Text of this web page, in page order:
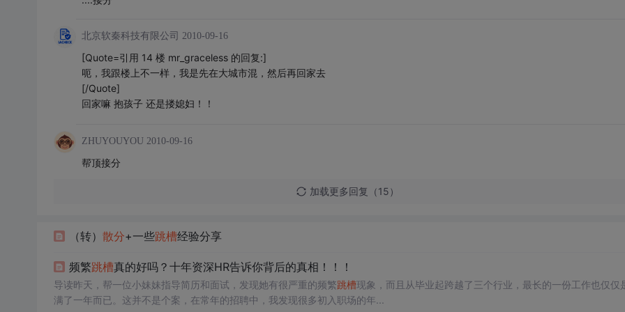
北京软秦科技有限公司 2010-09-16
[Quote=引用 14 楼 mr_graceless 的回复:]
呃，我跟楼上不一样，我是先在大城市混，然后再回家去
[/Quote]
回家嘛 抱孩子 还是搂媳妇！！
ZHUYOUYOU 2010-09-16
帮顶接分
加载更多回复（15）
（转） 散分+一些跳槽经验分享
频繁跳槽真的好吗？十年资深HR告诉你背后的真相！！！
导读昨天，帮一位小妹妹指导简历和面试，发现她有很严重的频繁跳槽现象，而且从毕业起跨越了三个行业，最长的一份工作也仅仅
满了一年而已。这并不是个案，在常年的招聘中，我发现很多初入职场的年...